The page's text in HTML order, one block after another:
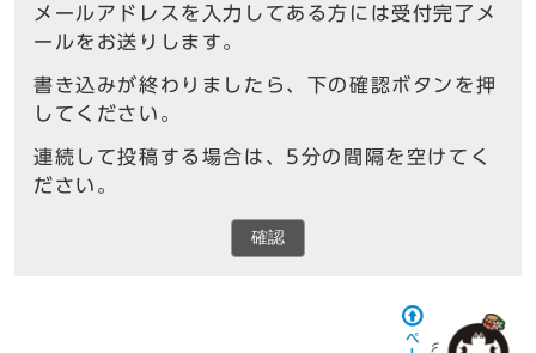
メールアドレスを入力してある方には受付完了メ
ールをお送りします。
書き込みが終わりましたら、下の確認ボタンを押
してください。
連続して投稿する場合は、5分の間隔を空けてく
ださい。
確認